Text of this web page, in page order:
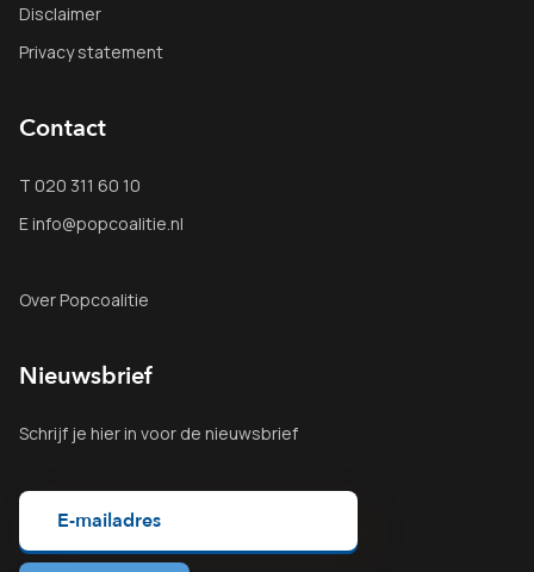
Disclaimer
Privacy statement
Contact
T 020 311 60 10
E info@popcoalitie.nl
Over Popcoalitie
Nieuwsbrief
Schrijf je hierin voor de nieuwsbrief